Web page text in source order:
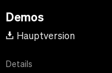
Demos
Hauptversion
Details